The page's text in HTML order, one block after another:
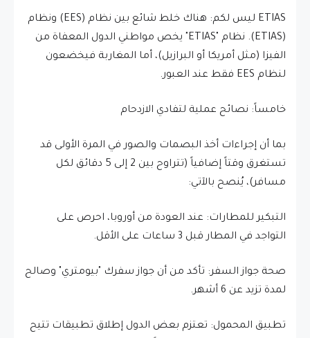
​ETIAS ليس لكم: هناك خلط شائع بين نظام (EES) ونظام
(ETIAS). نظام "ETIAS" يخص مواطني الدول المعفاة من
الفيزا (مثل أمريكا أو البرازيل)، أما المغاربة فيخضعون
لنظام EES فقط عند العبور.
​خامساً: نصائح عملية لتفادي الازدحام
​بما أن إجراءات أخذ البصمات والصور في المرة الأولى قد
تستغرق وقتاً إضافياً (تتراوح بين 2 إلى 5 دقائق لكل
مسافر)، يُنصح بالآتي:
​التبكير للمطارات: عند العودة من أوروبا، احرص على
التواجد في المطار قبل 3 ساعات على الأقل.
​صحة جواز السفر: تأكد من أن جواز سفرك "بيومتري" وصالح
لمدة تزيد عن 6 أشهر.
​تطبيق المحمول: تعتزم بعض الدول إطلاق تطبيقات تتيح